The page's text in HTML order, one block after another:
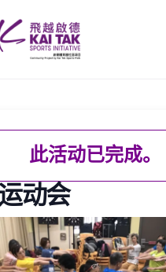
此活动已完成。
动会